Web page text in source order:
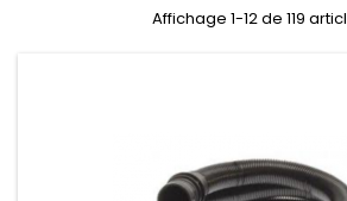
Affichage 1-12 de 119